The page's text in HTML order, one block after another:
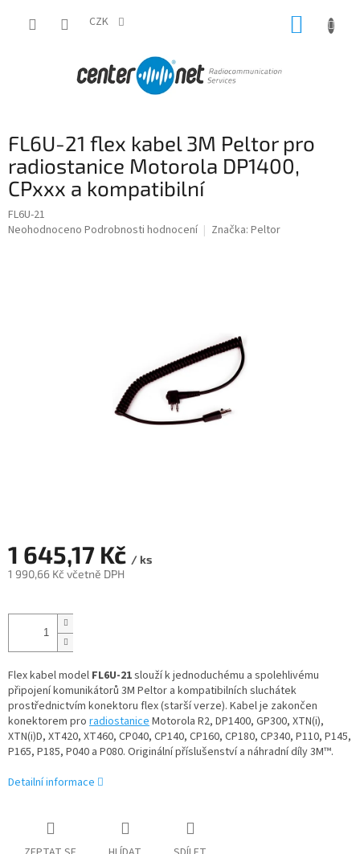
CZK
FL6U-21 flex kabel 3M Peltor pro
radiostanice Motorola DP1400,
CPxxx a kompatibilní
FL6U-21
Průměrné
Neohodnoceno Podrobnosti hodnocení Značka: Peltor
1 645,17 Kč / ks
1 990,66 Kč včetně DPH
cena:
Flex kabel model FL6U-21slouží k jednoduchému a spolehlivému
připojení komunikátorů 3M Peltor a kompatibilních sluchátek
prostřednictvím konektoru flex (starší verze). Kabel je zakončen
konektorem pro radiostaniceMotorola R2, DP1400, GP300, XTN(i),
XTN(i)D, XT420, XT460, CP040, CP140, CP160, CP180, CP340, P110, P145,
P165, P185, P040 a P080. Originální příslušenství a náhradní díly 3M™.
Detailní informace